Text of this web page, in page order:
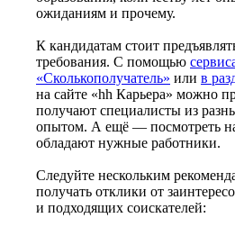
ожиданиям и прочему.
К кандидатам стоит
требования. С помощью
«Сколькополучатель» или в
на сайте «hh Карьера» можно
получают специалисты из
опытом. А ещё — посмотреть
обладают нужные работники.
Следуйте нескольким
получать отклики от
и подходящих соискателей: